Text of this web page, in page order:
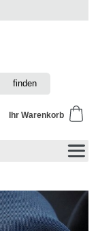
Ihr Warenkorb